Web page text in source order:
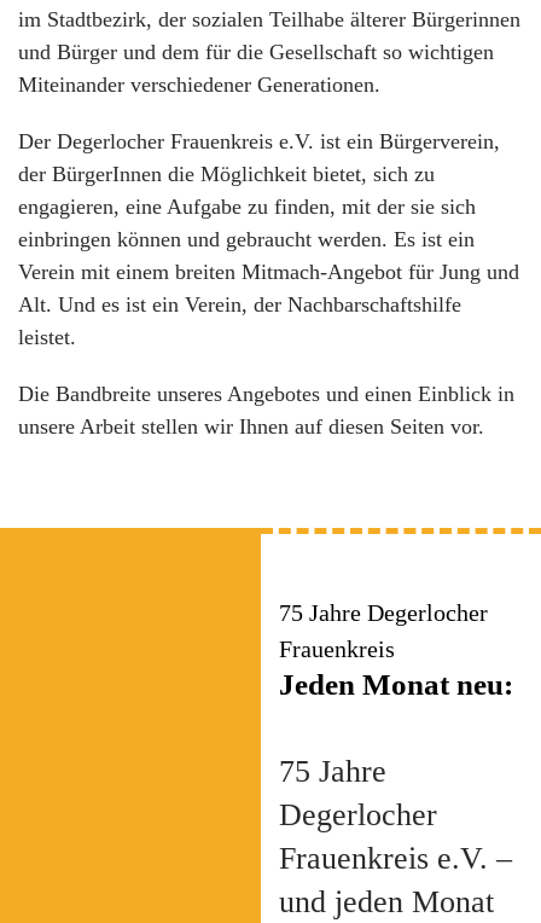
im Stadtbezirk, der sozialen Teilhabe älterer Bürgerinnen
und Bürger und dem für die Gesellschaft so wichtigen
Miteinander verschiedener Generationen.
Der Degerlocher Frauenkreis e.V. ist ein Bürgerverein,
der BürgerInnen die Möglichkeit bietet, sich zu
engagieren, eine Aufgabe zu finden, mit der sie sich
einbringen können und gebraucht werden. Es ist ein
Verein mit einem breiten Mitmach-Angebot für Jung und
Alt. Und es ist ein Verein, der Nachbarschaftshilfe
leistet.
Die Bandbreite unseres Angebotes und einen Einblick in
unsere Arbeit stellen wir Ihnen auf diesen Seiten vor.
75 Jahre Degerlocher
Frauenkreis
Jeden Monat neu:
75 Jahre
Degerlocher
Frauenkreis e.V. –
und jeden Monat